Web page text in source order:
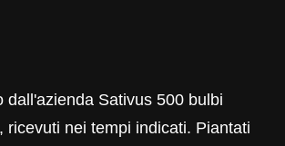
dall'azienda Sativus 500 bulbi
ricevuti nei tempi indicati. Piantati